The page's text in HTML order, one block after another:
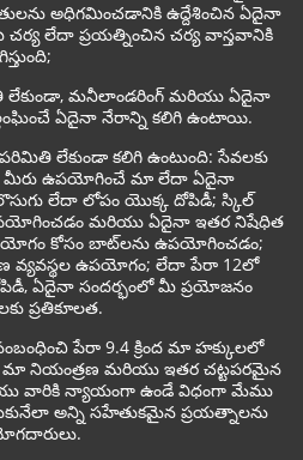
అధిగమించడానికి ఉద్దేశించిన ఏదైనా
లేదా ప్రయత్నించిన చర్య వాస్తవానికి
లేకుండా, మనీలాండరింగ్ మరియు ఏదైనా
ఏదైనా నేరాన్ని కలిగి ఉంటాయి.
లేకుండా కలిగి ఉంటుంది: సేవలకు
మీరు ఉపయోగించే మా లేదా ఏదైనా
లొసుగు లేదా లోపం యొక్క దోపిడీ; స్కిల్
మరియు ఏదైనా ఇతర నిషేధిత
కోసం బాట్‌లను ఉపయోగించడం;
వ్యవస్థల ఉపయోగం; లేదా పేరా 12లో
ఏదైనా సందర్భంలో మీ ప్రయోజనం
ప్రతికూలత.
పేరా 9.4 క్రింద మా హక్కులలో
నియంత్రణ మరియు ఇతర చట్టపరమైన
వారికి న్యాయంగా ఉండే విధంగా మేము
అన్ని సహేతుకమైన ప్రయత్నాలను